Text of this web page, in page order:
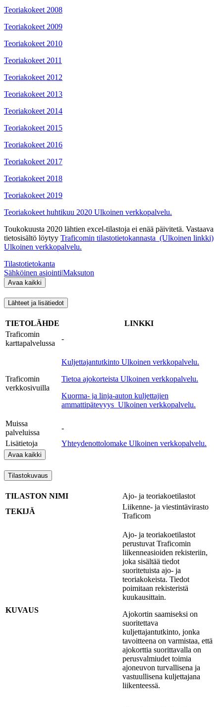
Teoriakokeet 2008
Teoriakokeet 2009
Teoriakokeet 2010
Teoriakokeet 2011
Teoriakokeet 2012
Teoriakokeet 2013
Teoriakokeet 2014
Teoriakokeet 2015
Teoriakokeet 2016
Teoriakokeet 2017
Teoriakokeet 2018
Teoriakokeet 2019
Teoriakokeet huhtikuu 2020 Ulkoinen verkkopalvelu.
Toukokuusta 2020 lähtien excel-tilastoja ei enää päivitetä. Vastaava
tietosisältö löytyy Traficomin tilastotietokannasta (Ulkoinen linkki)
Ulkoinen verkkopalvelu.
Tilastotietokanta
Sähköinen asiointi|Maksuton
Avaa kaikki
Lähteet ja lisätiedot
TIETOLÄHDE
LINKKI
Traficomin
karttapalvelussa
-
Traficomin
verkkosivuilla
Kuljettajantutkinto Ulkoinen verkkopalvelu.
Tietoa ajokorteista Ulkoinen verkkopalvelu.
Kuorma- ja linja-auton kuljettajien
ammattipätevyys Ulkoinen verkkopalvelu.
Muissa
palveluissa
-
Lisätietoja
Yhteydenottolomake Ulkoinen verkkopalvelu.
Avaa kaikki
Tilastokuvaus
TILASTON NIMI
Ajo- ja teoriakoetilastot
TEKIJÄ
Liikenne- ja viestintävirasto
Traficom
KUVAUS
Ajo- ja teoriakoetilastot
perustuvat Traficomin
liikenneasioiden rekisteriin,
joka sisältää tiedot
suoritetuista ajo- ja
teoriakokeista. Tiedot
poimitaan rekisteristä
kuukausittain.
Ajokortin saamiseksi on
suoritettava
kuljettajantutkinto, jonka
tavoitteena on varmistaa, että
ajokorttia suorittavalla on
perusvalmiudet toimia
ajoneuvon turvallisena ja
vastuullisena kuljettajana
liikenteessä.